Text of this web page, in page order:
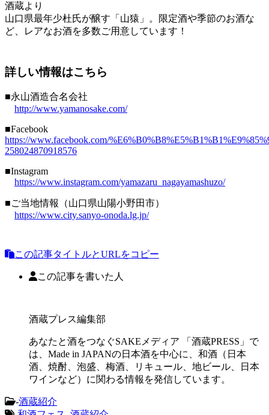
酒蔵より
山口県最年少杜氏が醸す「山猿」。限定酒や季節のお酒な
ど、レアなお酒を多数ご用意しています！
詳しい情報はこちら
■永山酒造合名会社
http://www.yamanosake.com/
■Facebook
https://www.facebook.com/
258024870918576
■Instagram
https://www.instagram.com/yamazaru_nagayamashuzo/
■ご当地情報（山口県山陽小野田市）
https://www.city.sanyo-onoda.lg.jp/
この記事タイトルとURLをコピー
この記事を書いた人
酒蔵プレス編集部
あなたと酒をつなぐSAKEメディア 「酒蔵PRESS」で
は、Made in JAPANの日本酒を中心に、和酒（日本
酒、焼酎、泡盛、梅酒、リキュール、地ビール、日本
ワインなど）に関わる情報を発信しています。
-酒蔵紹介